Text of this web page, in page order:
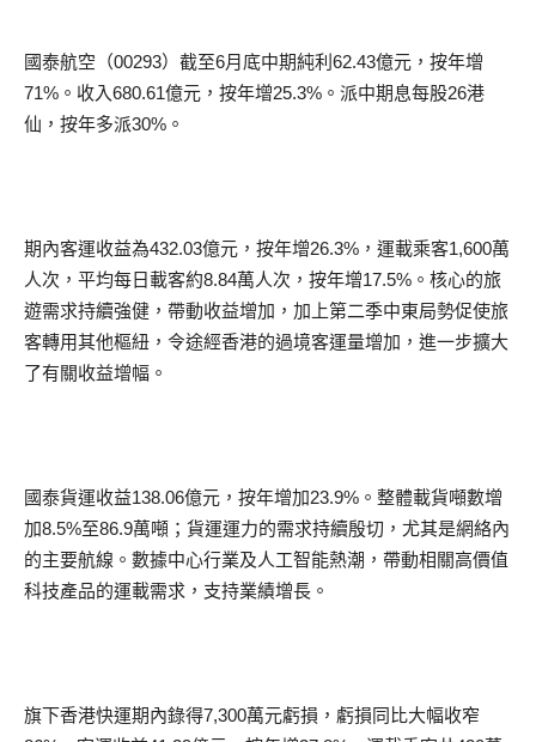
國泰航空（00293）截至6月底中期純利62.43億元，按年增
71%。收入680.61億元，按年增25.3%。派中期息每股26港
仙，按年多派30%。
期內客運收益為432.03億元，按年增26.3%，運載乘客1,600萬
人次，平均每日載客約8.84萬人次，按年增17.5%。核心的旅
遊需求持續強健，帶動收益增加，加上第二季中東局勢促使旅
客轉用其他樞紐，令途經香港的過境客運量增加，進一步擴大
了有關收益增幅。
國泰貨運收益138.06億元，按年增加23.9%。整體載貨噸數增
加8.5%至86.9萬噸；貨運運力的需求持續殷切，尤其是網絡內
的主要航線。數據中心行業及人工智能熱潮，帶動相關高價值
科技產品的運載需求，支持業績增長。
旗下香港快運期內錄得7,300萬元虧損，虧損同比大幅收窄